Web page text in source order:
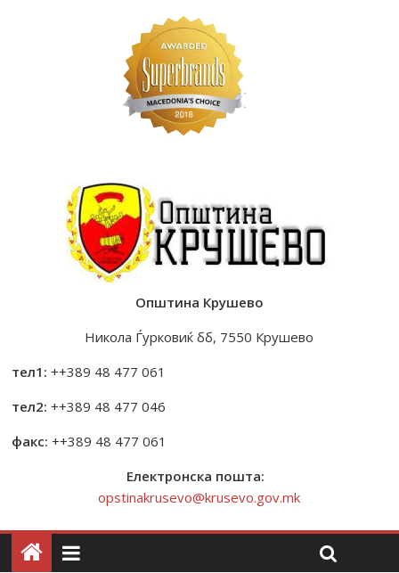
Општина Крушево
Никола Ѓурковиќ бб, 7550 Крушево
тел1: ++389 48 477 061
тел2: ++389 48 477 046
факс: ++389 48 477 061
Електронска пошта:
opstinakrusevo@krusevo.gov.mk